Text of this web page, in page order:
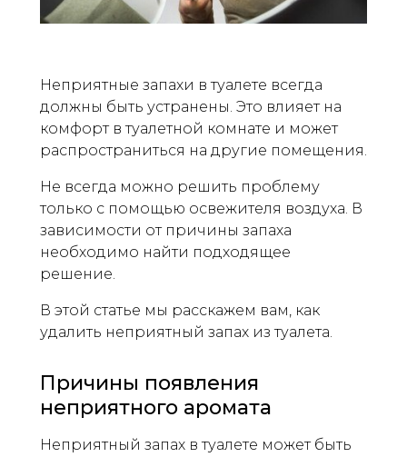
Неприятные запахи в туалете всегда
должны быть устранены. Это влияет на
комфорт в туалетной комнате и может
распространиться на другие помещения.
Не всегда можно решить проблему
только с помощью освежителя воздуха. В
зависимости от причины запаха
необходимо найти подходящее
решение.
В этой статье мы расскажем вам, как
удалить неприятный запах из туалета.
Причины появления
неприятного аромата
Неприятный запах в туалете может быть